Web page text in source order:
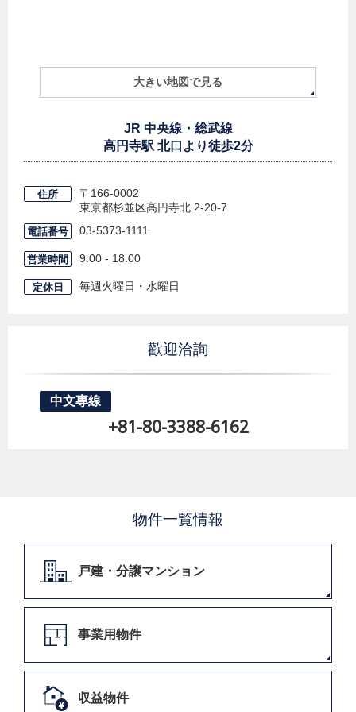
大きい地図で見る
JR 中央線・総武線
高円寺駅 北口より徒歩2分
住所
〒166-0002
東京都杉並区高円寺北 2-20-7
電話番号 03-5373-1111
営業時間 9:00 - 18:00
定休日 毎週火曜日・水曜日
歡迎洽詢
中文專線
+81-80-3388-6162
物件一覧情報
戸建・分譲マンション
事業用物件
収益物件